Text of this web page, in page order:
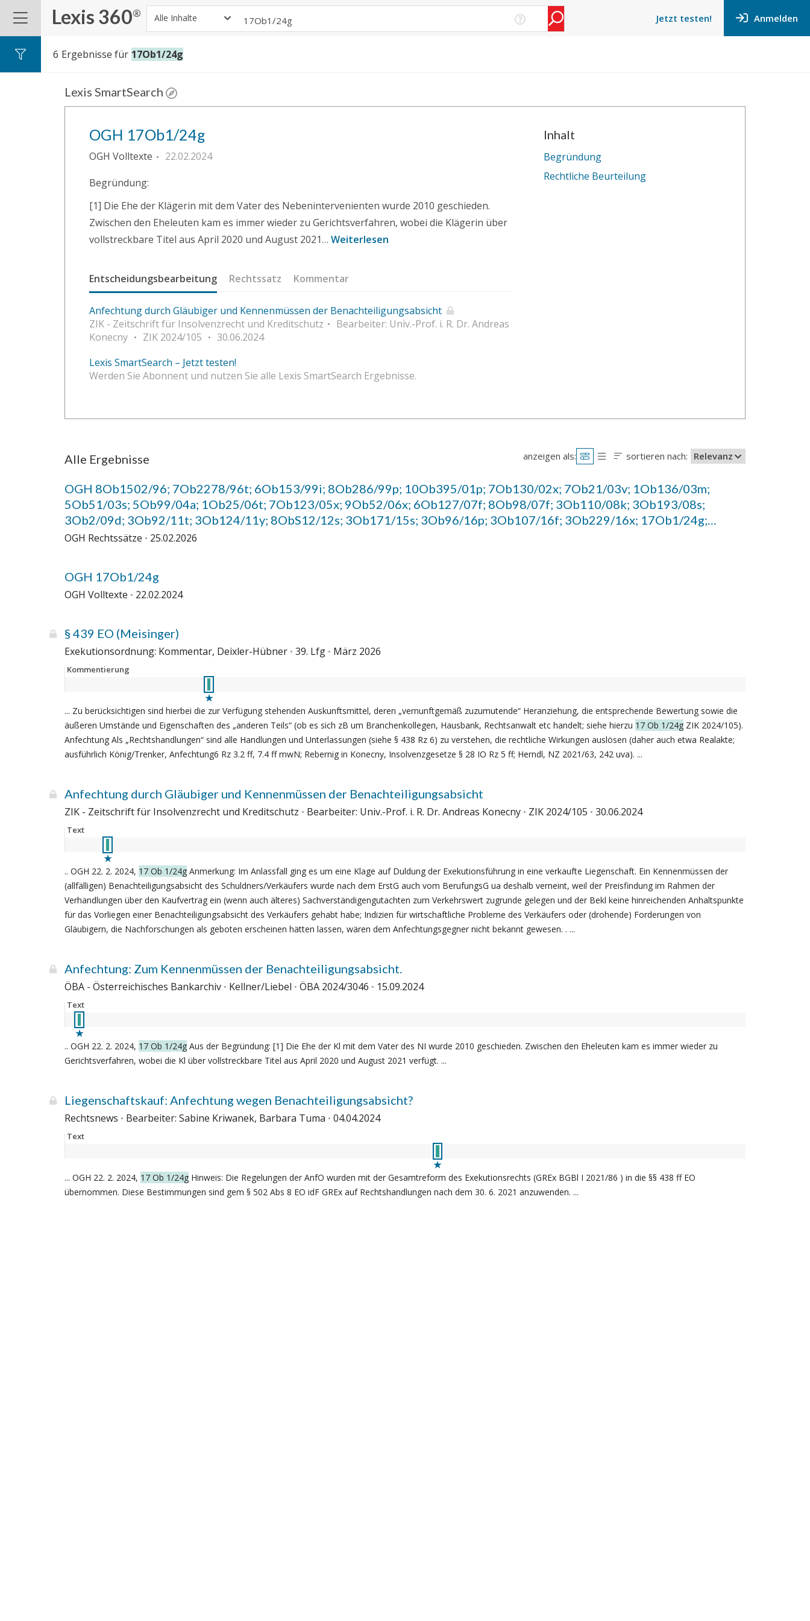
Lexis 360® Alle Inhalte Anmelden
Jetzt testen!
6 Ergebnisse für 17Ob1/24g
Lexis SmartSearch
OGH 17Ob1/24g
OGH Volltexte
22.02.2024
Begründung:
[1] Die Ehe der Klägerin mit dem Vater des Nebenintervenienten wurde 2010 geschieden.
Zwischen den Eheleuten kam es immer wieder zu Gerichtsverfahren, wobei die Klägerin über
vollstreckbare Titel aus April 2020 und August 2021… Weiterlesen
Entscheidungsbearbeitung Rechtssatz Kommentar
Anfechtung durch Gläubiger und Kennenmüssen der Benachteiligungsabsicht
ZIK - Zeitschrift für Insolvenzrecht und Kreditschutz
Bearbeiter: Univ.-Prof. i. R. Dr. Andreas
Konecny
ZIK 2024/105
30.06.2024
Lexis SmartSearch – Jetzt testen!
Werden Sie Abonnent und nutzen Sie alle Lexis SmartSearch Ergebnisse.
Inhalt
Begründung
Rechtliche Beurteilung
Alle Ergebnisse anzeigen als: sortieren nach: Relevanz
OGH 8Ob1502/96; 7Ob2278/96t; 6Ob153/99i; 8Ob286/99p; 10Ob395/01p; 7Ob130/02x; 7Ob21/03v; 1Ob136/03m;
5Ob51/03s; 5Ob99/04a; 1Ob25/06t; 7Ob123/05x; 9Ob52/06x; 6Ob127/07f; 8Ob98/07f; 3Ob110/08k; 3Ob193/08s;
3Ob2/09d; 3Ob92/11t; 3Ob124/11y; 8ObS12/12s; 3Ob171/15s; 3Ob96/16p; 3Ob107/16f; 3Ob229/16x; 17Ob1/24g;
17Ob6/24t; 17Ob24/25s (RS0101976)
OGH Rechtssätze 25.02.2026
OGH 17Ob1/24g
OGH Volltexte 22.02.2024
§ 439 EO (Meisinger)
Exekutionsordnung: Kommentar, Deixler-Hübner 39. Lfg März 2026
Kommentierung
... Zu berücksichtigen sind hierbei die zur Verfügung stehenden Auskunftsmittel, deren „vernunftgemäß zuzumutende“ Heranziehung, die entsprechende Bewertung sowie die
äußeren Umstände und Eigenschaften des „anderen Teils“ (ob es sich zB um Branchenkollegen, Hausbank, Rechtsanwalt etc handelt; siehe hierzu 17 Ob 1/24g ZIK 2024/105).
Anfechtung Als „Rechtshandlungen“ sind alle Handlungen und Unterlassungen (siehe § 438 Rz 6) zu verstehen, die rechtliche Wirkungen auslösen (daher auch etwa Realakte;
ausführlich König/Trenker, Anfechtung6 Rz 3.2 ff, 7.4 ff mwN; Rebernig in Konecny, Insolvenzgesetze § 28 IO Rz 5 ff; Herndl, NZ 2021/63, 242 uva). ...
Anfechtung durch Gläubiger und Kennenmüssen der Benachteiligungsabsicht
ZIK - Zeitschrift für Insolvenzrecht und Kreditschutz Bearbeiter: Univ.-Prof. i. R. Dr. Andreas Konecny ZIK 2024/105 30.06.2024
Text
.. OGH 22. 2. 2024, 17 Ob 1/24g Anmerkung: Im Anlassfall ging es um eine Klage auf Duldung der Exekutionsführung in eine verkaufte Liegenschaft. Ein Kennenmüssen der
(allfälligen) Benachteiligungsabsicht des Schuldners/Verkäufers wurde nach dem ErstG auch vom BerufungsG ua deshalb verneint, weil der Preisfindung im Rahmen der
Verhandlungen über den Kaufvertrag ein (wenn auch älteres) Sachverständigengutachten zum Verkehrswert zugrunde gelegen und der Bekl keine hinreichenden Anhaltspunkte
für das Vorliegen einer Benachteiligungsabsicht des Verkäufers gehabt habe; Indizien für wirtschaftliche Probleme des Verkäufers oder (drohende) Forderungen von
Gläubigern, die Nachforschungen als geboten erscheinen hätten lassen, wären dem Anfechtungsgegner nicht bekannt gewesen. . ...
Anfechtung: Zum Kennenmüssen der Benachteiligungsabsicht.
ÖBA - Österreichisches Bankarchiv Kellner/Liebel ÖBA 2024/3046 15.09.2024
Text
.. OGH 22. 2. 2024, 17 Ob 1/24g Aus der Begründung: [1] Die Ehe der Kl mit dem Vater des NI wurde 2010 geschieden. Zwischen den Eheleuten kam es immer wieder zu
Gerichtsverfahren, wobei die Kl über vollstreckbare Titel aus April 2020 und August 2021 verfügt. ...
Liegenschaftskauf: Anfechtung wegen Benachteiligungsabsicht?
Rechtsnews Bearbeiter: Sabine Kriwanek, Barbara Tuma 04.04.2024
Text
... OGH 22. 2. 2024, 17 Ob 1/24g Hinweis: Die Regelungen der AnfO wurden mit der Gesamtreform des Exekutionsrechts (GREx BGBl I 2021/86 ) in die §§ 438 ff EO
übernommen. Diese Bestimmungen sind gem § 502 Abs 8 EO idF GREx auf Rechtshandlungen nach dem 30. 6. 2021 anzuwenden. ...